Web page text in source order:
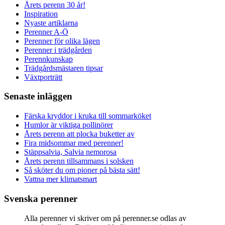
Årets perenn 30 år!
Inspiration
Nyaste artiklarna
Perenner A-Ö
Perenner för olika lägen
Perenner i trädgården
Perennkunskap
Trädgårdsmästaren tipsar
Växtporträtt
Senaste inläggen
Färska kryddor i kruka till sommarköket
Humlor är viktiga pollinörer
Årets perenn att plocka buketter av
Fira midsommar med perenner!
Stäppsalvia, Salvia nemorosa
Årets perenn tillsammans i solsken
Så sköter du om pioner på bästa sätt!
Vattna mer klimatsmart
Svenska perenner
Alla perenner vi skriver om på perenner.se odlas av